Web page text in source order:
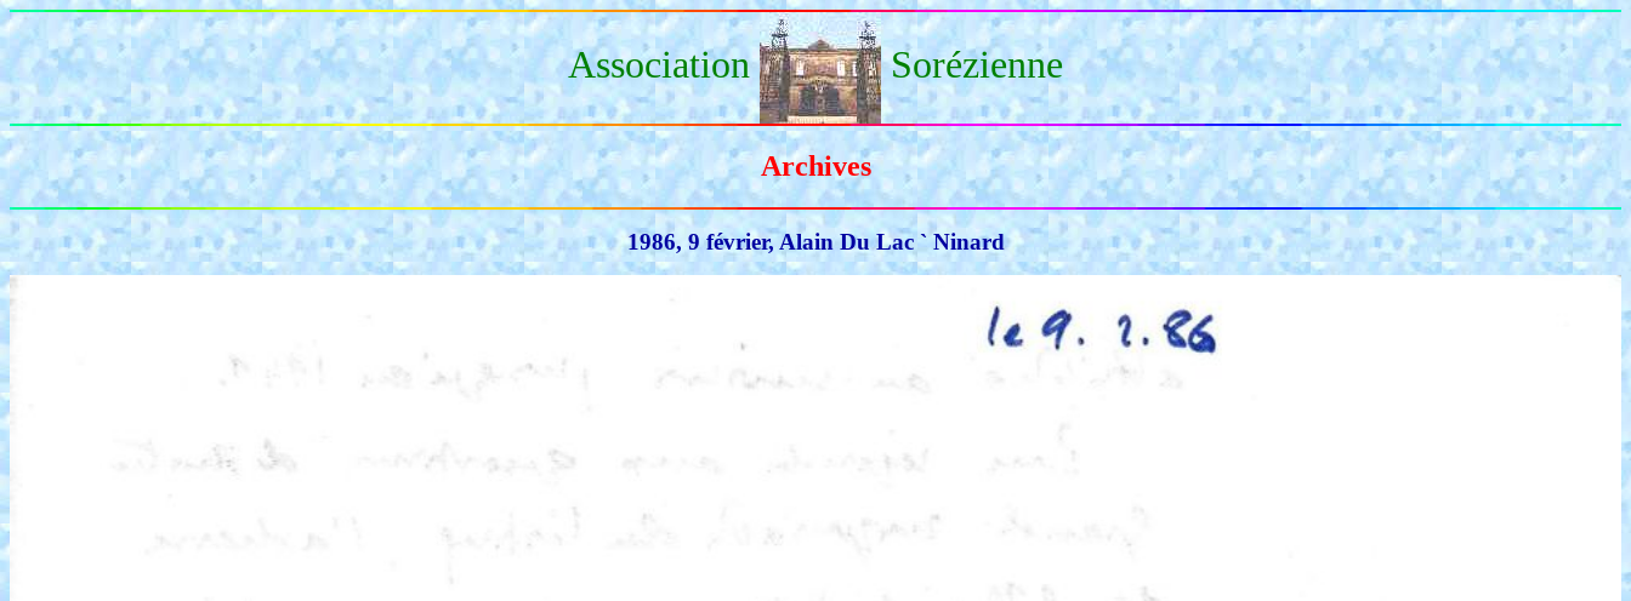
Association Sorézienne
Archives
1986, 9 février, Alain Du Lac ` Ninard